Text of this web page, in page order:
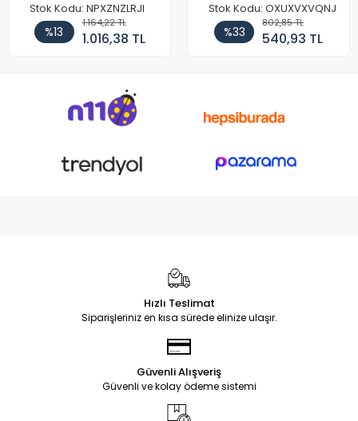
Stok Kodu: NPXZNZLRJI
%13
1.164,22 TL
1.016,38 TL
Stok Kodu: OXUXVXVQNJ
%33
802,85 TL
540,93 TL
Hızlı Teslimat
Siparişleriniz en kısa sürede elinize ulaşır.
Güvenli Alışveriş
Güvenli ve kolay ödeme sistemi